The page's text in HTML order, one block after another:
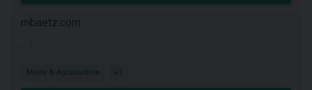
mbaetz.com
Mode & Accessoires +1